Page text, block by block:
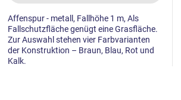
Affenspur - metall, Fallhöhe 1 m, Als
Fallschutzfläche genügt eine Grasfläche.
Zur Auswahl stehen vier Farbvarianten
der Konstruktion – Braun, Blau, Rot und
Kalk.